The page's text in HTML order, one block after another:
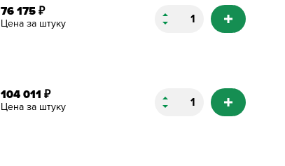
76 175 ₽
Цена за штуку
104 011 ₽
Цена за штуку